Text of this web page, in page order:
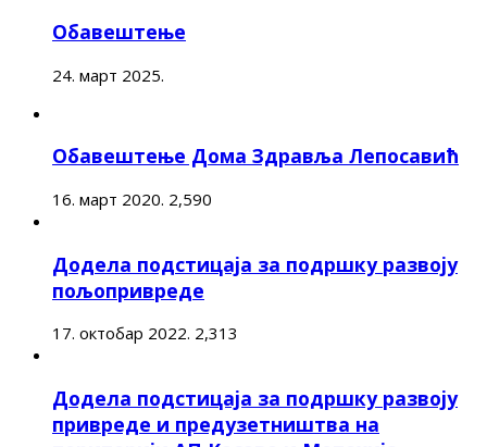
Обавештење
24. март 2025.
Обавештење Дома Здравља Лепосавић
16. март 2020. 2,590
Додела подстицаја за подршку развоју
пољопривреде
17. октобар 2022. 2,313
Додела подстицаја за подршку развоју
привреде и предузетништва на